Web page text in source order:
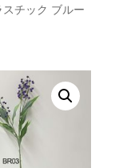
チック ブルー